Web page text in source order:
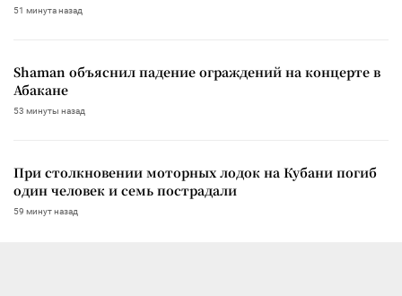
51 минута назад
Shaman объяснил падение ограждений на концерте в
Абакане
53 минуты назад
При столкновении моторных лодок на Кубани погиб
один человек и семь пострадали
59 минут назад